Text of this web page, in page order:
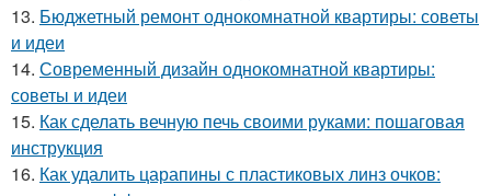
13. Бюджетный ремонт однокомнатной квартиры: советы
и идеи
14. Современный дизайн однокомнатной квартиры:
советы и идеи
15. Как сделать вечную печь своими руками: пошаговая
инструкция
16. Как удалить царапины с пластиковых линз очков: